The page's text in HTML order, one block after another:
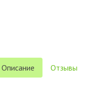
Описание Отзывы